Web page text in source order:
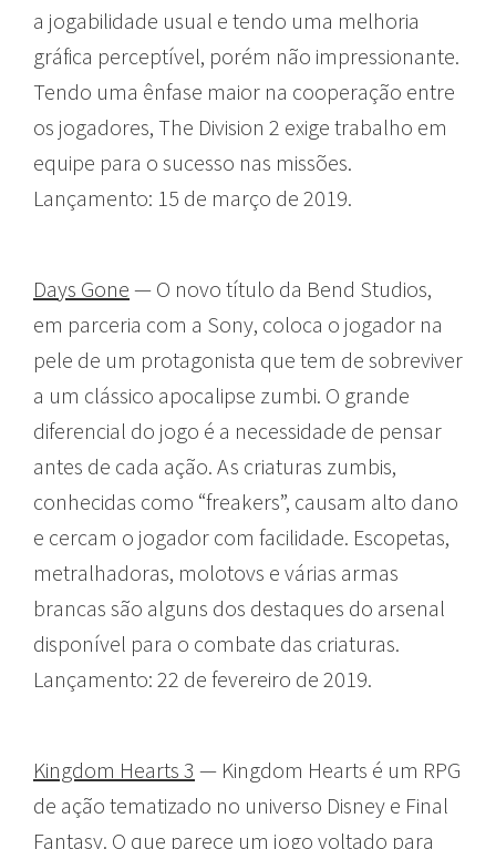
a jogabilidade usual e tendo uma melhoria
gráfica perceptível, porém não impressionante.
Tendo uma ênfase maior na cooperação entre
os jogadores, The Division 2 exige trabalho em
equipe para o sucesso nas missões.
Lançamento: 15 de março de 2019.
Days Gone — O novo título da Bend Studios,
em parceria com a Sony, coloca o jogador na
pele de um protagonista que tem de sobreviver
a um clássico apocalipse zumbi. O grande
diferencial do jogo é a necessidade de pensar
antes de cada ação. As criaturas zumbis,
conhecidas como “freakers”, causam alto dano
e cercam o jogador com facilidade. Escopetas,
metralhadoras, molotovs e várias armas
brancas são alguns dos destaques do arsenal
disponível para o combate das criaturas.
Lançamento: 22 de fevereiro de 2019.
Kingdom Hearts 3 — Kingdom Hearts é um RPG
de ação tematizado no universo Disney e Final
Fantasy. O que parece um jogo voltado para